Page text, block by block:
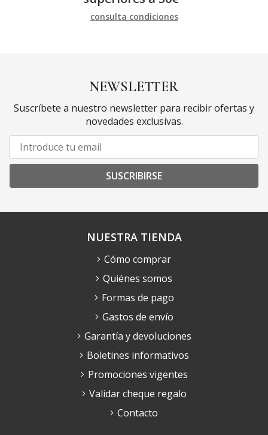
consulta condiciones
NEWSLETTER
Suscríbete a nuestro newsletter para recibir ofertas y
novedades exclusivas.
SUSCRIBIRSE
NUESTRA TIENDA
Cómo comprar
Quiénes somos
Formas de pago
Gastos de envío
Garantía y devoluciones
Boletines informativos
Promociones vigentes
Validar cheque regalo
Contacto